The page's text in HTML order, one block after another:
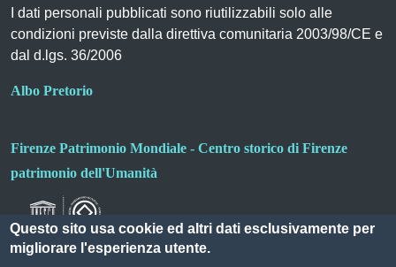
I dati personali pubblicati sono riutilizzabili solo alle
condizioni previste dalla direttiva comunitaria 2003/98/CE e
dal d.lgs. 36/2006
Albo Pretorio
Firenze Patrimonio Mondiale - Centro storico di Firenze
patrimonio dell'Umanità
Questo sito usa cookie ed altri dati esclusivamente per
migliorare l'esperienza utente.